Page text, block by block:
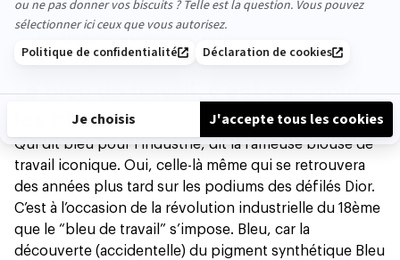
l’industrie.
Qu’est-ce qu’un RH plus “humain” à l’ère de l’IA ?
Le bleu de travail, c’est pas pour
les bleus
Qui dit bleu pour l’industrie, dit la fameuse blouse de
travail iconique. Oui, celle-là même qui se retrouvera
des années plus tard sur les podiums des défilés Dior.
C’est à l’occasion de la révolution industrielle du 18ème
que le “bleu de travail” s’impose. Bleu, car la
découverte (accidentelle) du pigment synthétique Bleu